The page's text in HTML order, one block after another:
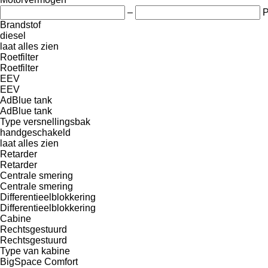
–
Brandstof
diesel
laat alles zien
Roetfilter
Roetfilter
EEV
EEV
AdBlue tank
AdBlue tank
Type versnellingsbak
handgeschakeld
laat alles zien
Retarder
Retarder
Centrale smering
Centrale smering
Differentieelblokkering
Differentieelblokkering
Cabine
Rechtsgestuurd
Rechtsgestuurd
Type van kabine
BigSpace Comfort